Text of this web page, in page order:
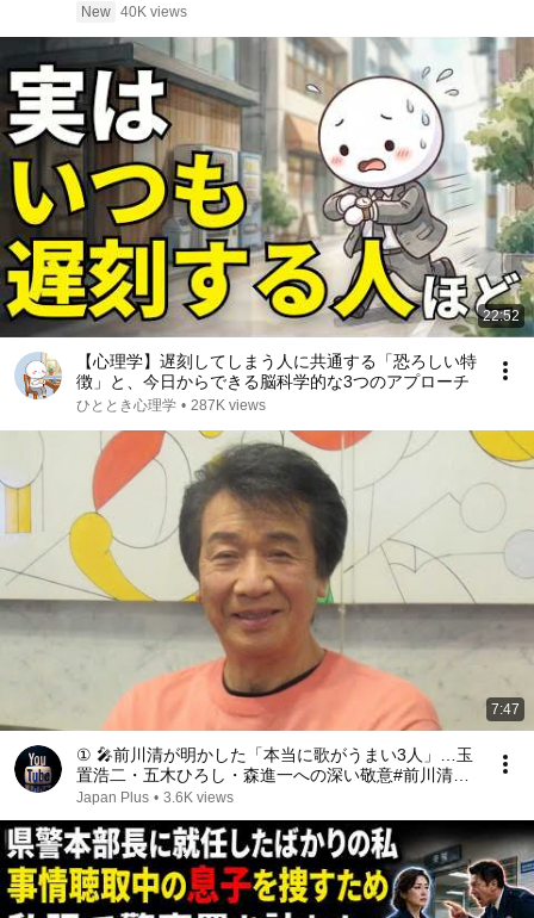
New 40K views
22:52
【心理学】遅刻してしまう人に共通する「恐ろしい特
徴」と、今日からできる脳科学的な3つのアプローチ
ひととき心理学 • 287K views
7:47
① 🎤前川清が明かした「本当に歌がうまい3人」…玉
置浩二・五木ひろし・森進一への深い敬意#前川清#
玉置浩二#五木ひろし#森進一#噂の女#歌謡界#演歌#
Japan Plus • 3.6K views